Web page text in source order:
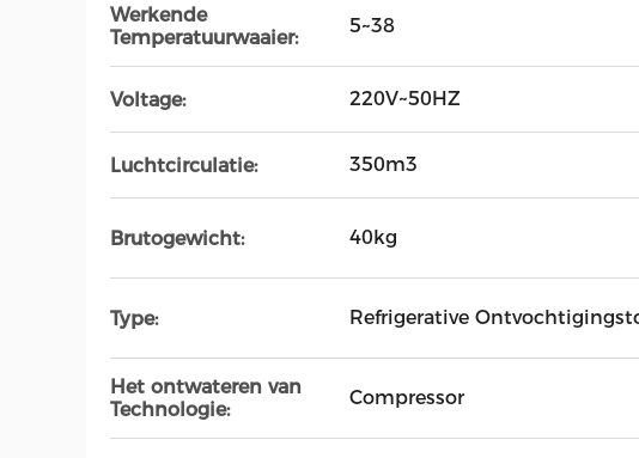
Werkende
Temperatuurwaaier:
5~38
Voltage: 220V~50HZ
Luchtcirculatie: 350m3
Brutogewicht: 40kg
Type: Refrigerative
Het ontwateren van
Technologie:
Compressor